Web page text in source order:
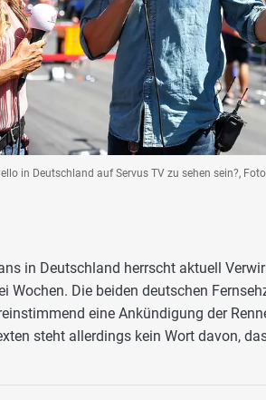
in Deutschland auf Servus TV zu sehen sein?,
in Deutschland herrscht aktuell
Wochen. Die beiden deutschen
eine Ankündigung der
steht allerdings kein Wort davon,